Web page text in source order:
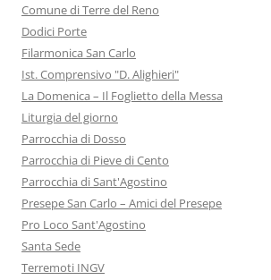
Comune di Terre del Reno
Dodici Porte
Filarmonica San Carlo
Ist. Comprensivo "D. Alighieri"
La Domenica – Il Foglietto della Messa
Liturgia del giorno
Parrocchia di Dosso
Parrocchia di Pieve di Cento
Parrocchia di Sant'Agostino
Presepe San Carlo – Amici del Presepe
Pro Loco Sant'Agostino
Santa Sede
Terremoti INGV